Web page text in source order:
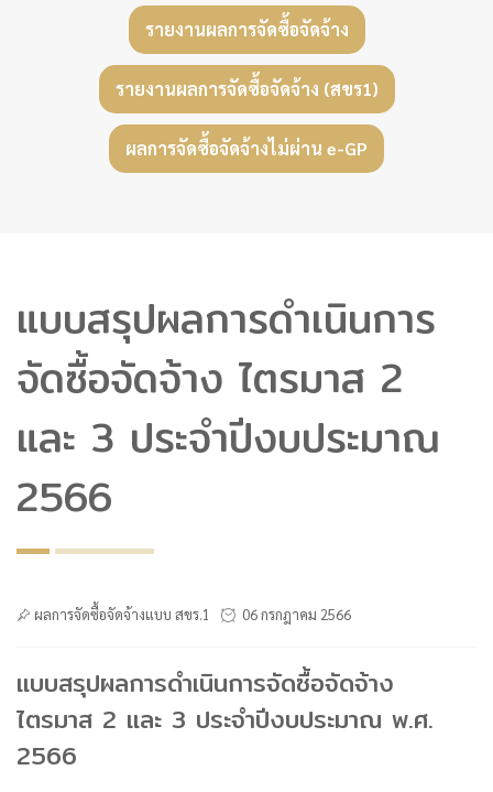
รายงานผลการจัดซื้อจัดจ้าง
รายงานผลการจัดซื้อจัดจ้าง (สขร1)
ผลการจัดซื้อจัดจ้างไม่ผ่าน e-GP
แบบสรุปผลการดำเนินการ
จัดซื้อจัดจ้าง ไตรมาส 2
และ 3 ประจำปีงบประมาณ
2566
ผลการจัดซื้อจัดจ้างแบบ สขร.1 06 กรกฎาคม 2566
แบบสรุปผลการดำเนินการจัดซื้อจัดจ้าง
ไตรมาส 2 และ 3 ประจำปีงบประมาณ พ.ศ.
2566